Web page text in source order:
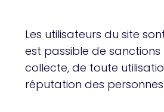
Les utilisateurs du site
est passible de sanctions
collecte, de toute
réputation des personnes.